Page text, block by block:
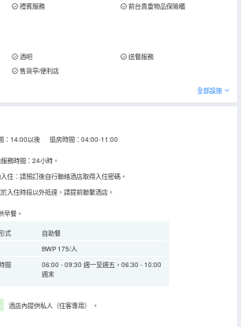
禮賓服務
前台貴重物品保險櫃
酒吧
送餐服務
售貨亭/便利店
全部設施
：14:00以後 退房時間：04:00-11:00
務時間：24小時。
入住：請預訂後自行聯絡酒店取得入住密碼。
入住時段以外抵達，請提前聯繫酒店。
早餐。
式
自助餐
BWP 175/人
間
06:00 - 09:30 週一至週五，06:30 - 10:00
週末
酒店內提供私人（住客專用） 。